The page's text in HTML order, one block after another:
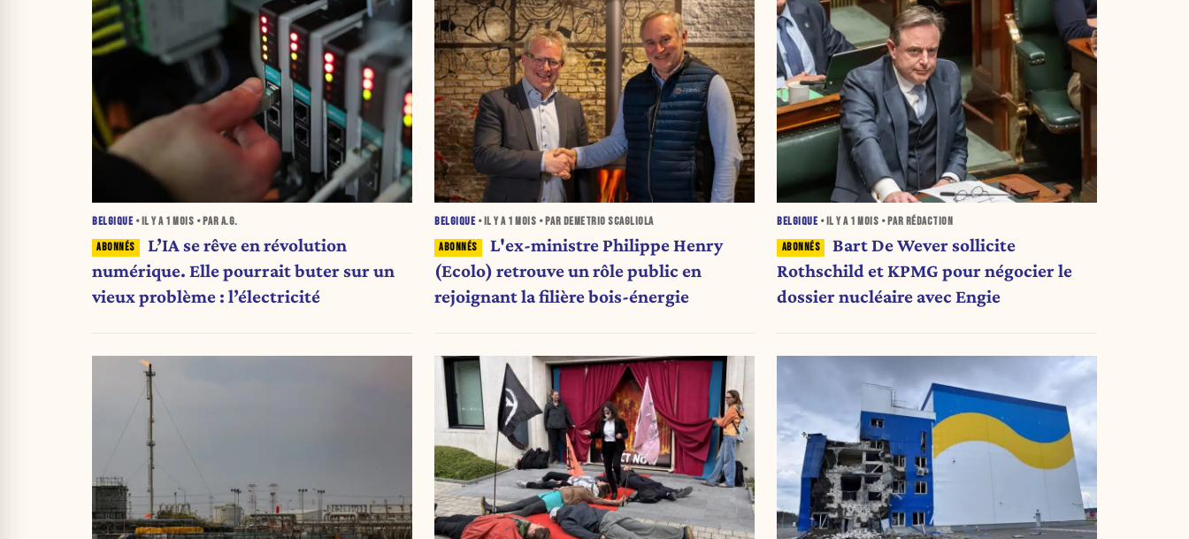
BELGIQUE • IL Y A 1 MOIS • PAR A.G.
L’IA se rêve en révolution
numérique. Elle pourrait buter sur un
vieux problème : l’électricité
BELGIQUE • IL Y A 1 MOIS • PAR DEMETRIO SCAGLIOLA
L'ex-ministre Philippe Henry
(Ecolo) retrouve un rôle public en
rejoignant la filière bois-énergie
BELGIQUE • IL Y A 1 MOIS • PAR RÉDACTION
Bart De Wever sollicite
Rothschild et KPMG pour négocier le
dossier nucléaire avec Engie